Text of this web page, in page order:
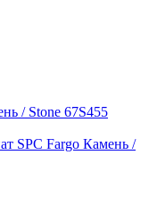
SPC Fargo Камень /